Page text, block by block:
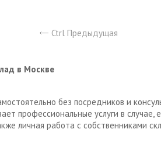
Ctrl Предыдущая
в Москве
без посредников и
профессиональные услуги в
личная работа с собственниками